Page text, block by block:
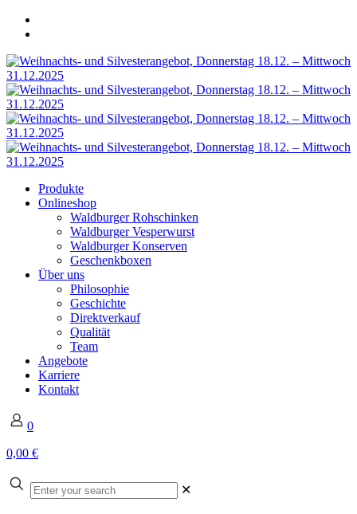
Produkte
Onlineshop
Waldburger Rohschinken
Waldburger Vesperwurst
Waldburger Konserven
Geschenkboxen
Über uns
Philosophie
Geschichte
Direktverkauf
Qualität
Team
Angebote
Karriere
Kontakt
0
0,00 €
Enter
your
✕